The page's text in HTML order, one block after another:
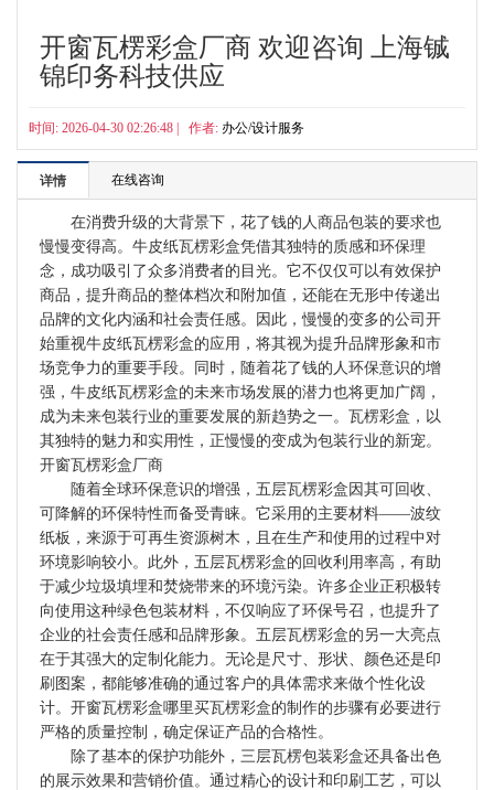
开窗瓦楞彩盒厂商 欢迎咨询 上海铖
锦印务科技供应
时间: 2026-04-30 02:26:48 | 作者: 办公/设计服务
详情 在线咨询
在消费升级的大背景下，花了钱的人商品包装的要求也
慢慢变得高。牛皮纸瓦楞彩盒凭借其独特的质感和环保理
念，成功吸引了众多消费者的目光。它不仅仅可以有效保护
商品，提升商品的整体档次和附加值，还能在无形中传递出
品牌的文化内涵和社会责任感。因此，慢慢的变多的公司开
始重视牛皮纸瓦楞彩盒的应用，将其视为提升品牌形象和市
场竞争力的重要手段。同时，随着花了钱的人环保意识的增
强，牛皮纸瓦楞彩盒的未来市场发展的潜力也将更加广阔，
成为未来包装行业的重要发展的新趋势之一。瓦楞彩盒，以
其独特的魅力和实用性，正慢慢的变成为包装行业的新宠。
开窗瓦楞彩盒厂商
随着全球环保意识的增强，五层瓦楞彩盒因其可回收、
可降解的环保特性而备受青睐。它采用的主要材料——波纹
纸板，来源于可再生资源树木，且在生产和使用的过程中对
环境影响较小。此外，五层瓦楞彩盒的回收利用率高，有助
于减少垃圾填埋和焚烧带来的环境污染。许多企业正积极转
向使用这种绿色包装材料，不仅响应了环保号召，也提升了
企业的社会责任感和品牌形象。五层瓦楞彩盒的另一大亮点
在于其强大的定制化能力。无论是尺寸、形状、颜色还是印
刷图案，都能够准确的通过客户的具体需求来做个性化设
计。开窗瓦楞彩盒哪里买瓦楞彩盒的制作的步骤有必要进行
严格的质量控制，确定保证产品的合格性。
除了基本的保护功能外，三层瓦楞包装彩盒还具备出色
的展示效果和营销价值。通过精心的设计和印刷工艺，可以